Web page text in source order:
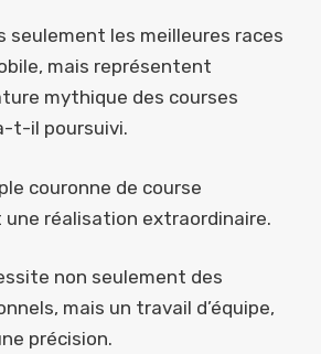
seulement les meilleures races
mais représentent
mythique des courses
t-il poursuivi.
couronne de course
une réalisation extraordinaire.
non seulement des
mais un travail d’équipe,
précision.